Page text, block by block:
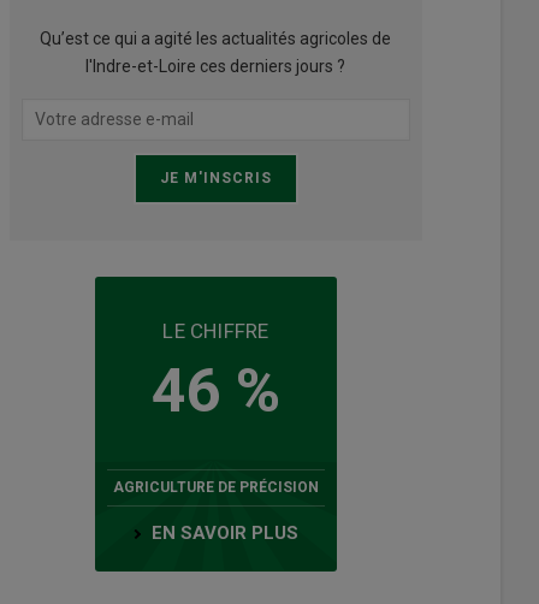
Qu’est ce qui a agité les actualités agricoles de
l'Indre-et-Loire ces derniers jours ?
LE CHIFFRE
46 %
AGRICULTURE DE PRÉCISION
EN SAVOIR PLUS